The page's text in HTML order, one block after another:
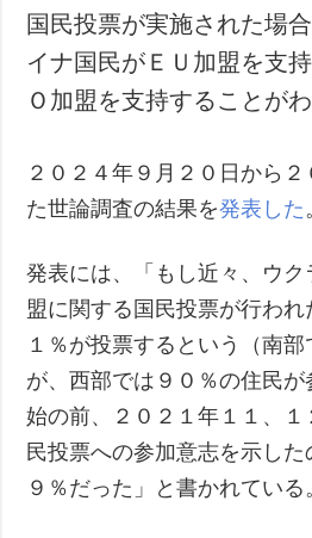
事故・緊急事態
追加
特集
写真
動画
国民投票が実施された場
イナ国民がＥＵ加盟を支
Ｏ加盟を支持することがわ
２０２４年９月２０日から
た世論調査の結果を発表した
発表には、「もし近々、ウ
盟に関する国民投票が行われ
１％が投票するという（南
が、西部では９０％の住民
始の前、２０２１年１１、１
民投票への参加意志を示した
９％だった」と書かれている